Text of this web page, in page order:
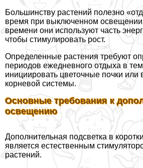
Большинству растений полезно
время при выключенном освещении.
времени они используют часть
чтобы стимулировать рост.
Определенные растения требуют
периодов ежедневного отдыха в
инициировать цветочные почки или
корневой системы.
Основные требования к
освещению
Дополнительная подсветка в
является естественным
растений.